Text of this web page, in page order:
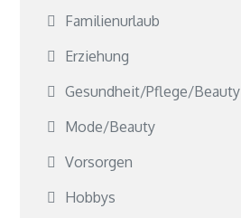
Familienurlaub
Erziehung
Gesundheit/Pflege/Beauty
Mode/Beauty
Vorsorgen
Hobbys